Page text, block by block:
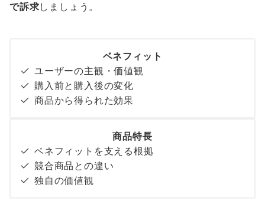
で訴求しましょう。
ベネフィット
ユーザーの主観・価値観
購入前と購入後の変化
商品から得られた効果
商品特長
ベネフィットを支える根拠
競合商品との違い
独自の価値観